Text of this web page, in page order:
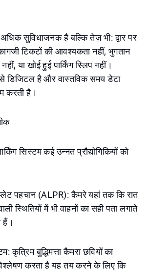
सुविधाजनक है बल्कि तेज़ भी: द्वार पर
टिकटों की आवश्यकता नहीं, भुगतान
या खोई हुई पार्किंग स्लिप नहीं।
से डिजिटल है और वास्तविक समय डेटा
करती है।
सिस्टम कई उन्नत प्रौद्योगिकियों को
पहचान (ALPR): कैमरे यहां तक कि रात
स्थितियों में भी वाहनों का सही पता लगाते
हैं।
कृत्रिम बुद्धिमत्ता कैमरा छवियों का
करता है यह तय करने के लिए कि